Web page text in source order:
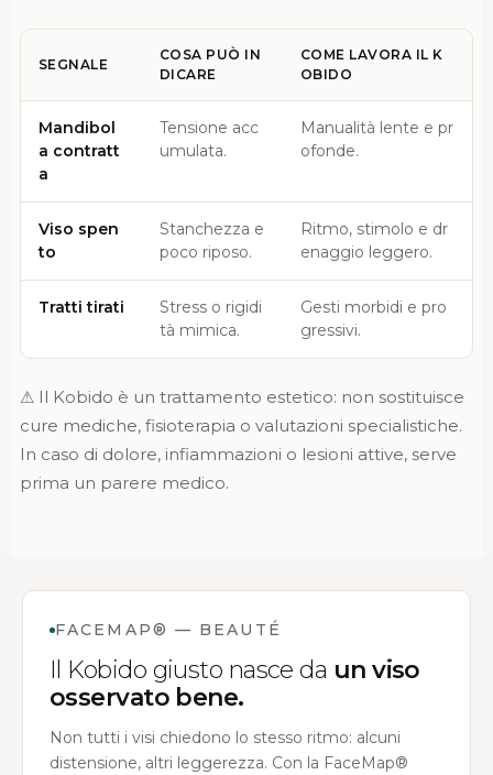
SEGNALE
COSA PUÒ IN
DICARE
COME LAVORA IL K
OBIDO
Mandibol
a contratt
a
Tensione acc
umulata.
Manualità lente e pr
ofonde.
Viso spen
to
Stanchezza e
poco riposo.
Ritmo, stimolo e dr
enaggio leggero.
Tratti tirati
Stress o rigidi
tà mimica.
Gesti morbidi e pro
gressivi.
⚠ Il Kobido è un trattamento estetico: non sostituisce
cure mediche, fisioterapia o valutazioni specialistiche.
In caso di dolore, infiammazioni o lesioni attive, serve
prima un parere medico.
FACEMAP® — BEAUTÉ
Il Kobido giusto nasce da un viso
osservato bene.
Non tutti i visi chiedono lo stesso ritmo: alcuni
distensione, altri leggerezza. Con la FaceMap®